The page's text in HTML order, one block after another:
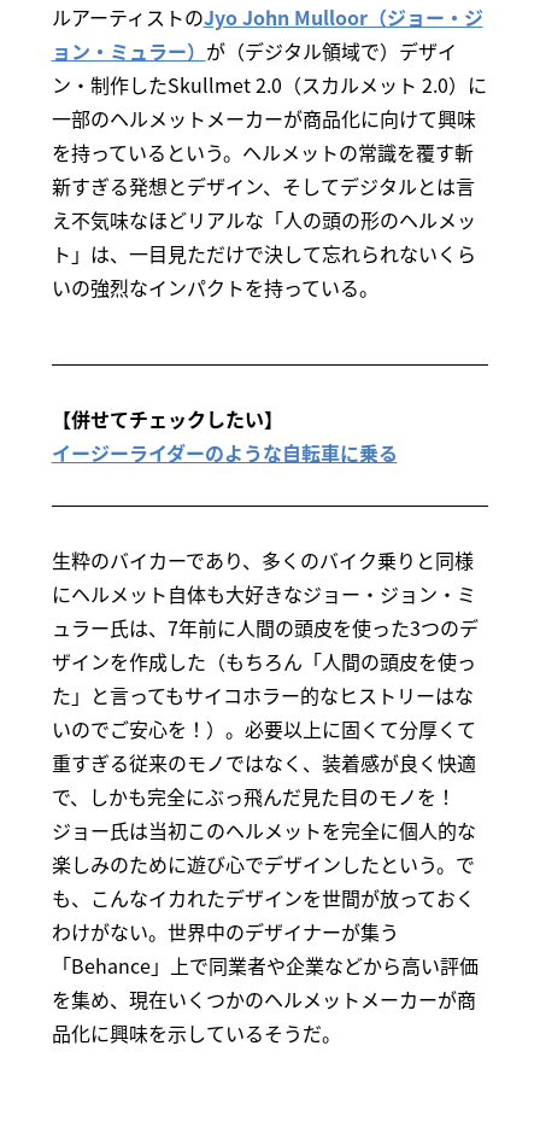
ルアーティストのJyo John Mulloor（ジョー・ジ
ョン・ミュラー） が（デジタル領域で）デザイ
ン・制作したSkullmet 2.0（スカルメット 2.0）に
一部のヘルメットメーカーが商品化に向けて興味
を持っているという。ヘルメットの常識を覆す斬
新すぎる発想とデザイン、そしてデジタルとは言
え不気味なほどリアルな「人の頭の形のヘルメッ
ト」は、一目見ただけで決して忘れられないくら
いの強烈なインパクトを持っている。
【併せてチェックしたい】
イージーライダーのような自転車に乗る
生粋のバイカーであり、多くのバイク乗りと同様
にヘルメット自体も大好きなジョー・ジョン・ミ
ュラー氏は、7年前に人間の頭皮を使った3つのデ
ザインを作成した（もちろん「人間の頭皮を使っ
た」と言ってもサイコホラー的なヒストリーはな
いのでご安心を！）。必要以上に固くて分厚くて
重すぎる従来のモノではなく、装着感が良く快適
で、しかも完全にぶっ飛んだ見た目のモノを！
ジョー氏は当初このヘルメットを完全に個人的な
楽しみのために遊び心でデザインしたという。で
も、こんなイカれたデザインを世間が放っておく
わけがない。世界中のデザイナーが集う
「Behance」上で同業者や企業などから高い評価
を集め、現在いくつかのヘルメットメーカーが商
品化に興味を示しているそうだ。